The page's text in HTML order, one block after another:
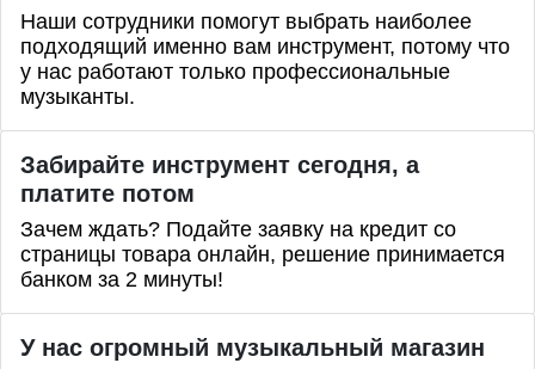
Наши сотрудники помогут выбрать наиболее
подходящий именно вам инструмент, потому что
у нас работают только профессиональные
музыканты.
Забирайте инструмент сегодня, а
платите потом
Зачем ждать? Подайте заявку на кредит со
страницы товара онлайн, решение принимается
банком за 2 минуты!
У нас огромный музыкальный магазин